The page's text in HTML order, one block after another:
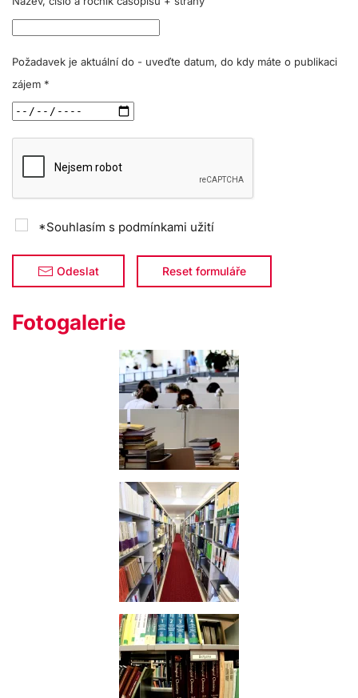
Požadavek je aktuální do - uveďte datum, do kdy máte o publikaci
zájem *
*Souhlasím s podmínkami užití
Odeslat Reset formuláře
Fotogalerie